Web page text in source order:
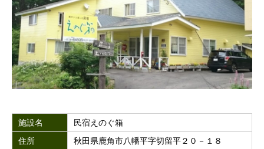
施設名
民宿えのぐ箱
住所
秋田県鹿角市八幡平字切留平２０－１８